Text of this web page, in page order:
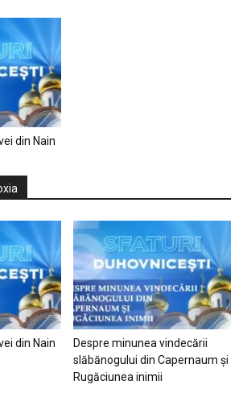
din Nain
din Nain
Despre minunea vindecării
slăbănogului din Capernaum și
Rugăciunea inimii